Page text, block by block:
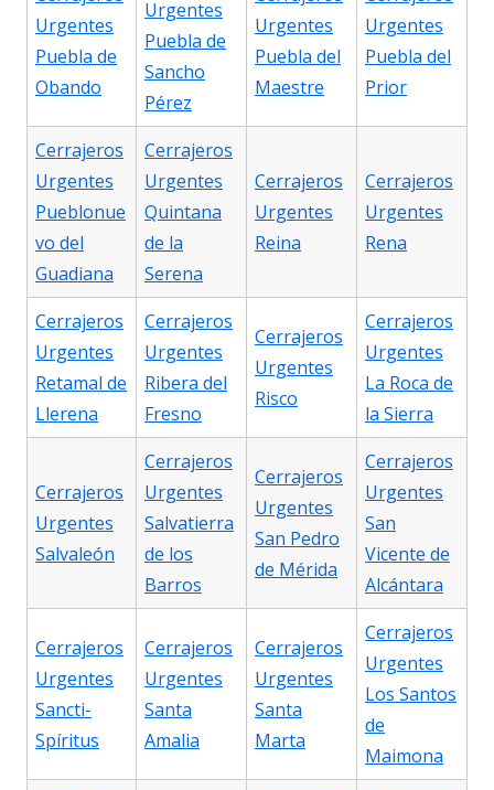
Urgentes
Puebla de
Obando
Urgentes
Puebla de
Sancho
Pérez
Urgentes
Puebla del
Maestre
Urgentes
Puebla del
Prior
Cerrajeros
Urgentes
Pueblonue
vo del
Guadiana
Cerrajeros
Urgentes
Quintana
de la
Serena
Cerrajeros
Urgentes
Reina
Cerrajeros
Urgentes
Rena
Cerrajeros
Urgentes
Retamal de
Llerena
Cerrajeros
Urgentes
Ribera del
Fresno
Cerrajeros
Urgentes
Risco
Cerrajeros
Urgentes
La Roca de
la Sierra
Cerrajeros
Urgentes
Salvaleón
Cerrajeros
Urgentes
Salvatierra
de los
Barros
Cerrajeros
Urgentes
San Pedro
de Mérida
Cerrajeros
Urgentes
San
Vicente de
Alcántara
Cerrajeros
Urgentes
Sancti-
Spíritus
Cerrajeros
Urgentes
Santa
Amalia
Cerrajeros
Urgentes
Santa
Marta
Cerrajeros
Urgentes
Los Santos
de
Maimona